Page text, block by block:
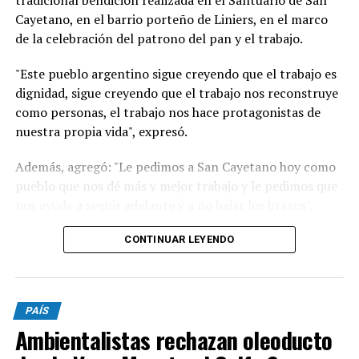
Cayetano, en el barrio porteño de Liniers, en el marco
de la celebración del patrono del pan y el trabajo.
"Este pueblo argentino sigue creyendo que el trabajo es
dignidad, sigue creyendo que el trabajo nos reconstruye
como personas, el trabajo nos hace protagonistas de
nuestra propia vida", expresó.
Además, agregó: "Le pedimos a San Cayetano hoy como
pueblo que nos dé más y mejor trabajo y le pedimos que
"Un signo de esperanza es verlos a todos ustedes
están aquí con sus herramientas, con el fruto de su
trabajo con sus manos con su corazón queriendo
reconstruir seguramente la vida de su familia y la de
nuestro país. Cuando decimos que recibimos la
CONTINUAR LEYENDO
PAÍS
Ambientalistas rechazan oleoducto